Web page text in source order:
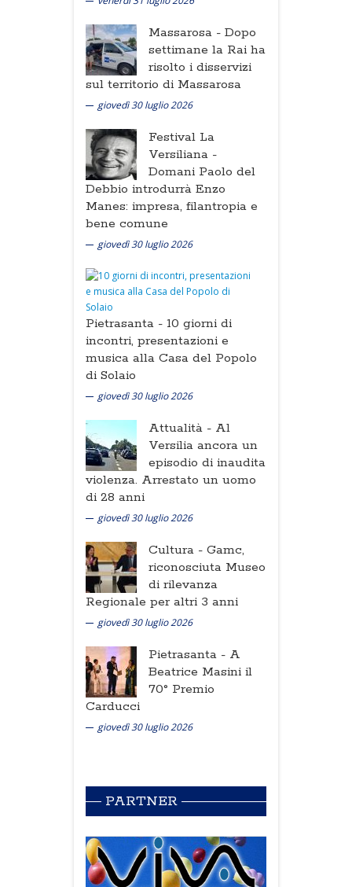
Massarosa - Dopo
settimane la Rai ha
risolto i disservizi
sul territorio di Massarosa
giovedì 30 luglio 2026
Festival La
Versiliana -
Domani Paolo del
Debbio introdurrà Enzo
Manes: impresa, filantropia e
bene comune
giovedì 30 luglio 2026
Pietrasanta - 10 giorni di
incontri, presentazioni e
musica alla Casa del Popolo
di Solaio
giovedì 30 luglio 2026
Attualità - Al
Versilia ancora un
episodio di inaudita
violenza. Arrestato un uomo
di 28 anni
giovedì 30 luglio 2026
Cultura - Gamc,
riconosciuta Museo
di rilevanza
Regionale per altri 3 anni
giovedì 30 luglio 2026
Pietrasanta - A
Beatrice Masini il
70° Premio
Carducci
giovedì 30 luglio 2026
PARTNER